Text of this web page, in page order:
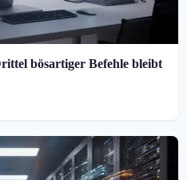
bösartiger Befehle bleibt